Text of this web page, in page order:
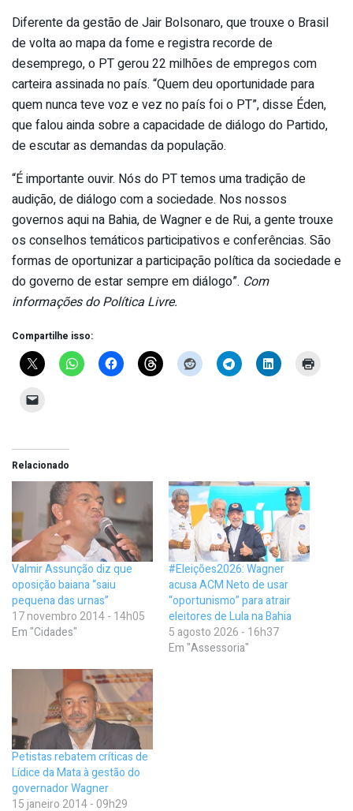
Diferente da gestão de Jair Bolsonaro, que trouxe o Brasil
de volta ao mapa da fome e registra recorde de
desemprego, o PT gerou 22 milhões de empregos com
carteira assinada no país. “Quem deu oportunidade para
quem nunca teve voz e vez no país foi o PT”, disse Éden,
que falou ainda sobre a capacidade de diálogo do Partido,
de escutar as demandas da população.
“É importante ouvir. Nós do PT temos uma tradição de
audição, de diálogo com a sociedade. Nos nossos
governos aqui na Bahia, de Wagner e de Rui, a gente trouxe
os conselhos temáticos participativos e conferências. São
formas de oportunizar a participação política da sociedade e
do governo de estar sempre em diálogo”. Com
informações do Política Livre.
Compartilhe isso:
Relacionado
Valmir Assunção diz que
oposição baiana “saiu
pequena das urnas”
17 novembro 2014 - 14h05
Em "Cidades"
#Eleições2026: Wagner
acusa ACM Neto de usar
“oportunismo” para atrair
eleitores de Lula na Bahia
5 agosto 2026 - 16h37
Em "Assessoria"
Petistas rebatem críticas de
Lídice da Mata à gestão do
governador Wagner
15 janeiro 2014 - 09h29